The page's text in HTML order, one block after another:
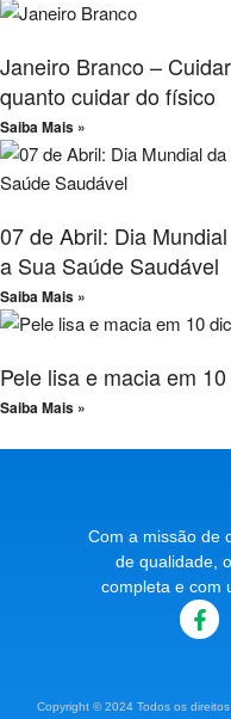
Janeiro Branco –
quanto cuidar do físico
Saiba Mais »
07 de Abril: Dia
a Sua Saúde Saudável
Saiba Mais »
Pele lisa e macia em
Saiba Mais »
Com a missão de
de qualidade,
completa e com
Copyright © 2024 Todos os